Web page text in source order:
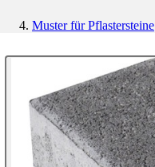
Muster für Pflastersteine